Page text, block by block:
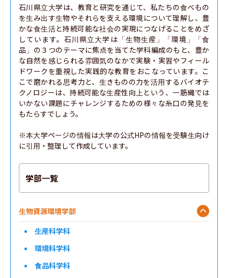
石川県立大学は、教育と研究を通じて、私たちの食べもの
を生み出す生物やそれらを支える環境について理解し、豊
かな食生活と持続可能な社会の実現につなげることをめざ
しています。石川県立大学は「生物生産」「環境」「食
品」の３つのテーマに焦点を当てた学科編成のもと、豊か
な自然を感じられる雰囲気のなかで実験・実習やフィール
ドワークを重視した実践的な教育をおこなっています。こ
こで磨かれる思考力と、生きものの力を活用するバイオテ
クノロジーは、持続可能な生産性向上という、一筋縄では
いかない課題にチャレンジするための様々な糸口の発見を
もたらすでしょう。
※本大学ページの情報は大学の公式HPの情報を受験生向け
に引用・整理して作成しています。
学部一覧
生物資源環境学部
生産科学科
環境科学科
食品科学科